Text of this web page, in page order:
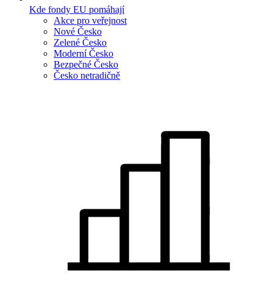
Kde fondy EU pomáhají
Akce pro veřejnost
Nové Česko
Zelené Česko
Moderní Česko
Bezpečné Česko
Česko netradičně